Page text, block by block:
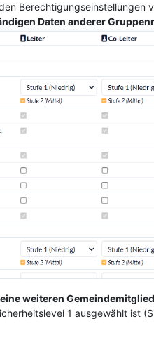
Daten anderer
weiteren
1 ausgewählt ist